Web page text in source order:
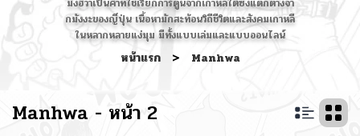
มังฮวาเป็นคำที่ใช้เรียกการ์ตูนจากเกาหลีใต้ซึ่งแตกต่างจา
กมังงะของญี่ปุ่น เนื้อหามักสะท้อนวิถีชีวิตและสังคมเกาหลี
ในหลากหลายแง่มุม มีทั้งแบบเล่มและแบบออนไลน์
หน้าแรก > Manhwa
Manhwa - หน้า 2